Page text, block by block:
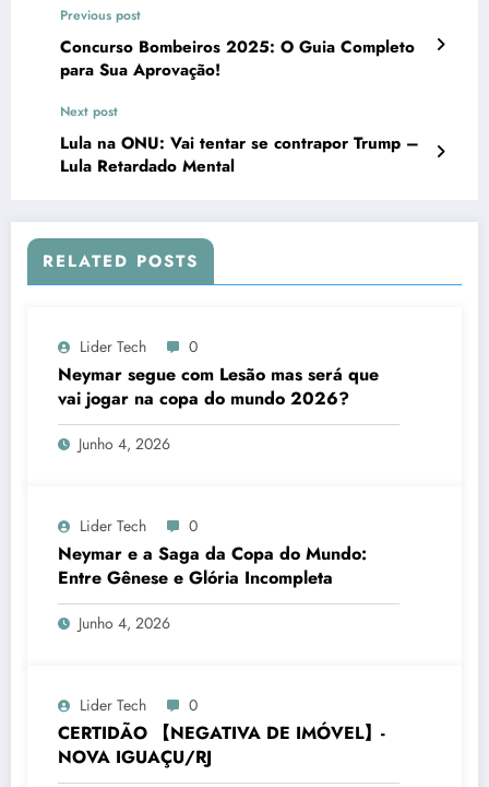
Previous post
Concurso Bombeiros 2025: O Guia Completo
para Sua Aprovação!
Next post
Lula na ONU: Vai tentar se contrapor Trump –
Lula Retardado Mental
RELATED POSTS
Lider Tech 0
Neymar segue com Lesão mas será que
vai jogar na copa do mundo 2026?
Junho 4, 2026
Lider Tech 0
Neymar e a Saga da Copa do Mundo:
Entre Gênese e Glória Incompleta
Junho 4, 2026
Lider Tech 0
CERTIDÃO 【NEGATIVA DE IMÓVEL】-
NOVA IGUAÇU/RJ